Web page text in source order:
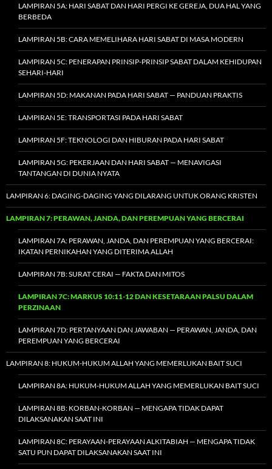
LAMPIRAN 5A: HARI SABAT DAN HARI PERGI KE GEREJA, DUA HAL YANG
BERBEDA
LAMPIRAN 5B: CARA MEMELIHARA HARI SABAT DI MASA MODERN
LAMPIRAN 5C: PENERAPAN PRINSIP-PRINSIP SABAT DALAM KEHIDUPAN
SEHARI-HARI
LAMPIRAN 5D: MAKANAN PADA HARI SABAT — PANDUAN PRAKTIS
LAMPIRAN 5E: TRANSPORTASI PADA HARI SABAT
LAMPIRAN 5F: TEKNOLOGI DAN HIBURAN PADA HARI SABAT
LAMPIRAN 5G: PEKERJAAN DAN HARI SABAT — MENAVIGASI
TANTANGAN DI DUNIA NYATA
LAMPIRAN 6: DAGING-DAGING YANG DILARANG UNTUK ORANG KRISTEN
LAMPIRAN 7: PERAWAN, JANDA, DAN PEREMPUAN YANG BERCERAI
LAMPIRAN 7A: PERAWAN, JANDA, DAN PEREMPUAN YANG BERCERAI:
IKATAN PERNIKAHAN YANG DITERIMA ALLAH
LAMPIRAN 7B: SURAT CERAI — FAKTA DAN MITOS
LAMPIRAN 7C: MARKUS 10:11-12 DAN KESETARAAN PALSU DALAM
PERZINAAN
LAMPIRAN 7D: PERTANYAAN DAN JAWABAN — PERAWAN, JANDA, DAN
PEREMPUAN YANG BERCERAI
LAMPIRAN 8: HUKUM-HUKUM ALLAH YANG MEMERLUKAN BAIT SUCI
LAMPIRAN 8A: HUKUM-HUKUM ALLAH YANG MEMERLUKAN BAIT SUCI
LAMPIRAN 8B: KORBAN-KORBAN — MENGAPA TIDAK DAPAT
DILAKSANAKAN SAAT INI
LAMPIRAN 8C: PERAYAAN-PERAYAAN ALKITABIAH — MENGAPA TIDAK
SATU PUN DAPAT DILAKSANAKAN SAAT INI